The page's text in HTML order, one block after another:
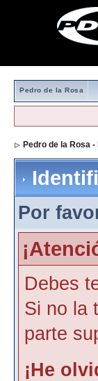
Pedro de la Rosa
Pedro de la Rosa -
Por
Debes
Si no la
parte
¡He